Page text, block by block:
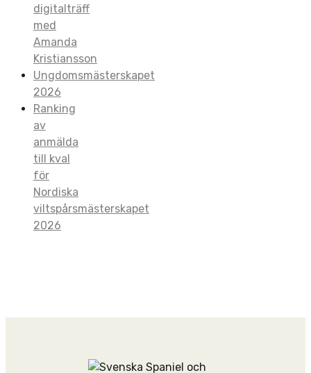
digitalträff
med
Amanda
Kristiansson
Ungdomsmästerskapet
2026
Ranking
av
anmälda
till kval
för
Nordiska
viltspårsmästerskapet
2026